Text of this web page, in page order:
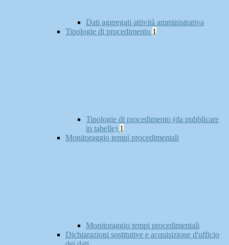
Dati aggregati attività amministrativa
Tipologie di procedimento 1
Tipologie di procedimento (da pubblicare
in tabelle) 1
Monitoraggio tempi procedimentali
Monitoraggio tempi procedimentali
Dichiarazioni sostitutive e acquisizione d'ufficio